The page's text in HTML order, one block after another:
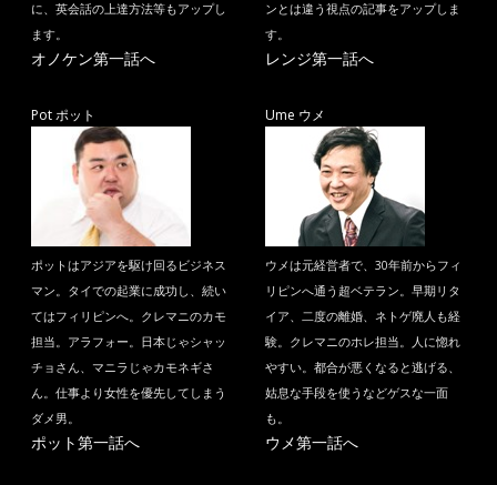
に、英会話の上達方法等もアップし
ます。
オノケン第一話へ
ンとは違う視点の記事をアップしま
す。
レンジ第一話へ
Pot ポット
ポットはアジアを駆け回るビジネス
マン。タイでの起業に成功し、続い
てはフィリピンへ。クレマニのカモ
担当。アラフォー。日本じゃシャッ
チョさん、マニラじゃカモネギさ
ん。仕事より女性を優先してしまう
ダメ男。
ポット第一話へ
Ume ウメ
ウメは元経営者で、30年前からフィ
リピンへ通う超ベテラン。早期リタ
イア、二度の離婚、ネトゲ廃人も経
験。クレマニのホレ担当。人に惚れ
やすい。都合が悪くなると逃げる、
姑息な手段を使うなどゲスな一面
も。
ウメ第一話へ